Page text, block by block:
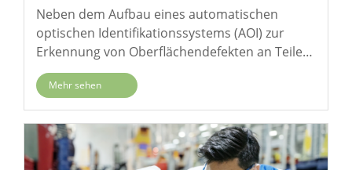
Neben dem Aufbau eines automatischen
optischen Identifikationssystems (AOI) zur
Erkennung von Oberflächendefekten an Teilen
hat WKPT auch eine Röntgenprüfanlage
eingeführt, die in Aluminiumlegierungsteile
eindringen kann, um die Feinstruktur im
Inneren der Teile genau zu erkennen.
Außerdem bietet WKPT eine breite Palette
zerstörungsfreier Prüfdienste an, um
Mehr sehen